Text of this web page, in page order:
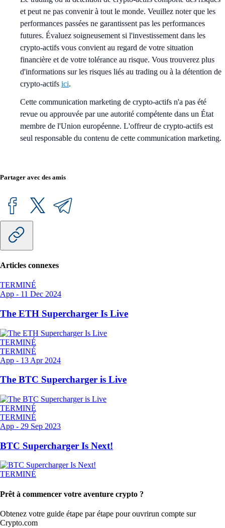
et peut ne pas convenir à tout le monde. Veuillez noter que les
performances passées ne garantissent pas les performances
futures. Évaluez soigneusement si l'investissement dans les
crypto-actifs vous convient au regard de votre situation
financière et de votre tolérance au risque. Vous trouverez plus
d'informations sur les risques liés au trading ou à la détention de
crypto-actifs ici.
Cette communication marketing de crypto-actifs n'a pas été
revue ou approuvée par une autorité compétente dans un État
membre de l'Union européenne. L'offreur de crypto-actifs est
seul responsable du contenu de cette communication marketing.
Partager avec des amis
Articles connexes
TERMINÉ
App - 11 Dec 2024
The ETH Supercharger Is Live
TERMINÉ
TERMINÉ
App - 13 Apr 2024
The BTC Supercharger is Live
TERMINÉ
TERMINÉ
App - 29 Sep 2023
BTC Supercharger Is Next!
TERMINÉ
Prêt à commencer votre aventure crypto ?
Obtenez votre guide étape par étape pour ouvrirun compte sur
Crypto.com